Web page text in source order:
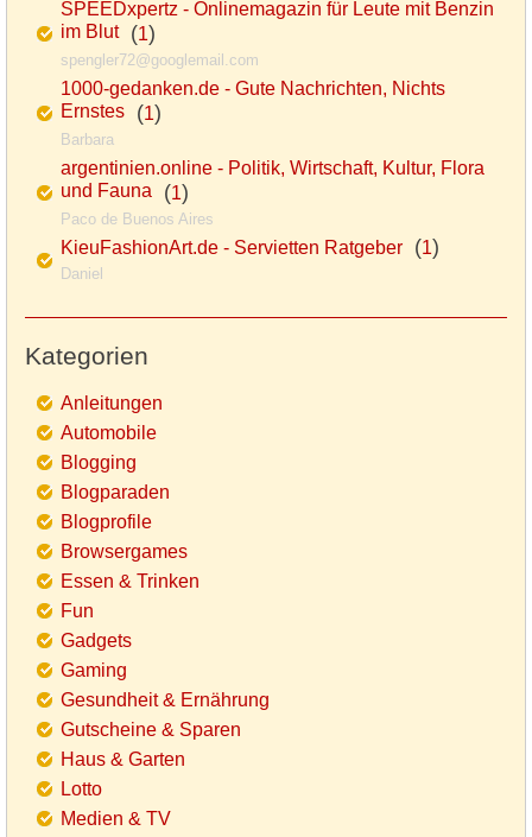
SPEEDxpertz - Onlinemagazin für Leute mit Benzin
im Blut(1)
spengler72@googlemail.com
1000-gedanken.de - Gute Nachrichten, Nichts
Ernstes (1)
Barbara
argentinien.online - Politik, Wirtschaft, Kultur, Flora
und Fauna (1)
Paco de Buenos Aires
KieuFashionArt.de - Servietten Ratgeber (1)
Daniel
Kategorien
Anleitungen
Automobile
Blogging
Blogparaden
Blogprofile
Browsergames
Essen & Trinken
Fun
Gadgets
Gaming
Gesundheit & Ernährung
Gutscheine & Sparen
Haus & Garten
Lotto
Medien & TV